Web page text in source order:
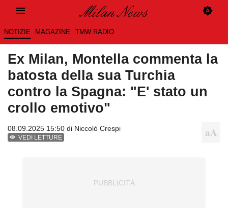
NOTIZIE MAGAZINE TMW RADIO
Ex Milan, Montella commenta la
batosta della sua Turchia
contro la Spagna: "E' stato un
crollo emotivo"
08.09.2025 15:50 di Niccolò Crespi
VEDI LETTURE